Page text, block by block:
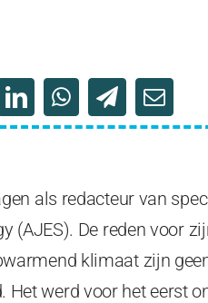
als redacteur van
(AJES). De reden voor
klimaat zijn
werd voor het eerst